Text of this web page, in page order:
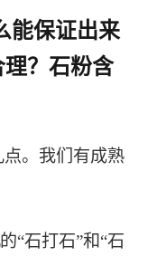
能保证出来
？石粉含
。我们有成熟
的“石打石”和“石